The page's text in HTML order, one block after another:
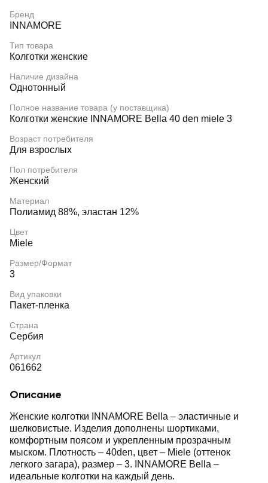
Бренд
INNAMORE
Тип товара
Колготки женские
Наличие дизайна
Однотонный
Полное название товара (у поставщика)
Колготки женские INNAMORE Bella 40 den miele 3
Возраст потребителя
Для взрослых
Пол потребителя
Женский
Материал
Полиамид 88%, эластан 12%
Цвет
Miele
Размер/Формат
3
Вид упаковки
Пакет-пленка
Страна
Сербия
Артикул
061662
Описание
Женские колготки INNAMORE Bella – эластичные и
шелковистые. Изделия дополнены шортиками,
комфортным поясом и укрепленным прозрачным
мыском. Плотность – 40den, цвет – Miele (оттенок
легкого загара), размер – 3. INNAMORE Bella –
идеальные колготки на каждый день.